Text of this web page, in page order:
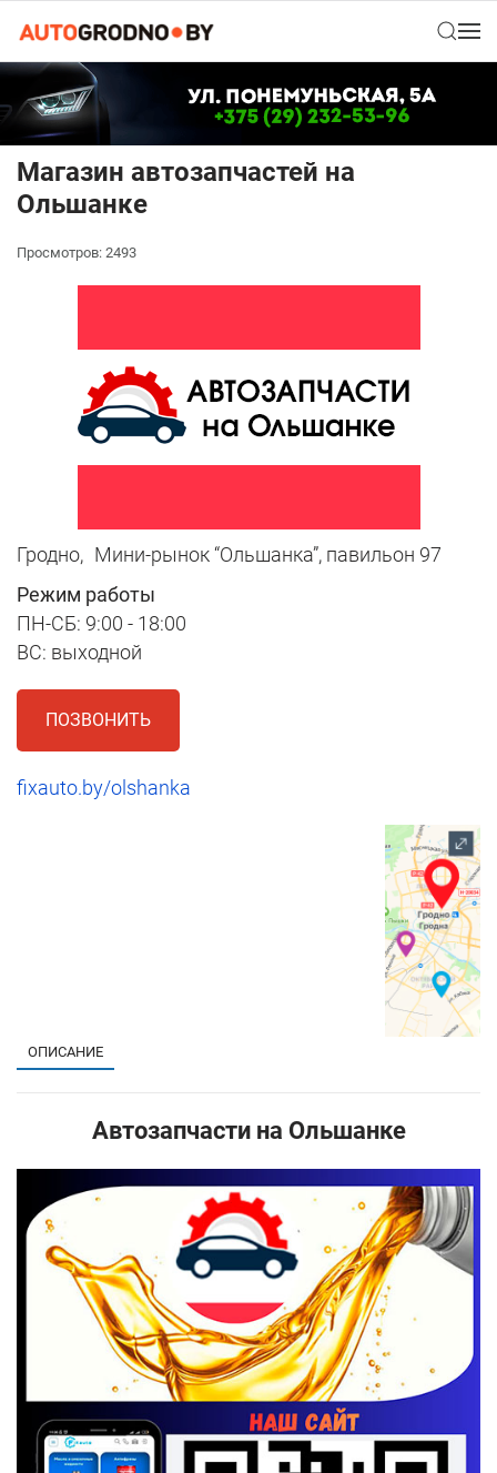
Магазин автозапчастей на
Ольшанке
Просмотров: 2493
Гродно, Мини-рынок “Ольшанка”, павильон 97
Режим работы
ПН-СБ: 9:00 - 18:00
ВС: выходной
ПОЗВОНИТЬ
fixauto.by/olshanka
ОПИСАНИЕ
Автозапчасти на Ольшанке